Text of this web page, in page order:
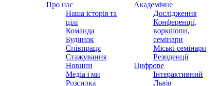
Про нас
Наша історія та
цілі
Команда
Будинок
Співпраця
Стажування
Новини
Медіа і ми
Розсилка
Академічне
Дослідження
Конференції,
воркшопи,
семінари
Міські семінари
Резиденції
Цифрове
Інтерактивний
Львів